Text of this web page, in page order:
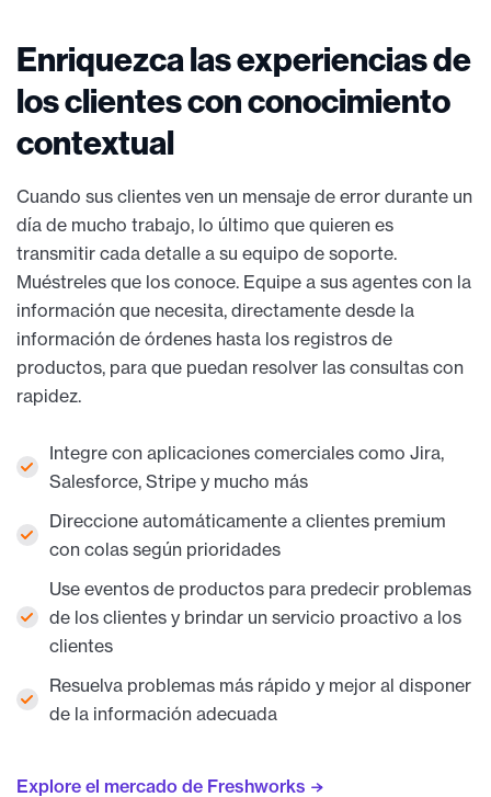
Enriquezca las experiencias de
los clientes con conocimiento
contextual
Cuando sus clientes ven un mensaje de error durante un
día de mucho trabajo, lo último que quieren es
transmitir cada detalle a su equipo de soporte.
Muéstreles que los conoce. Equipe a sus agentes con la
información que necesita, directamente desde la
información de órdenes hasta los registros de
productos, para que puedan resolver las consultas con
rapidez.
Integre con aplicaciones comerciales como Jira,
Salesforce, Stripe y mucho más
Direccione automáticamente a clientes premium
con colas según prioridades
Use eventos de productos para predecir problemas
de los clientes y brindar un servicio proactivo a los
clientes
Resuelva problemas más rápido y mejor al disponer
de la información adecuada
Explore el mercado de Freshworks